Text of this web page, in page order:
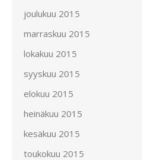
joulukuu 2015
marraskuu 2015
lokakuu 2015
syyskuu 2015
elokuu 2015
heinäkuu 2015
kesäkuu 2015
toukokuu 2015